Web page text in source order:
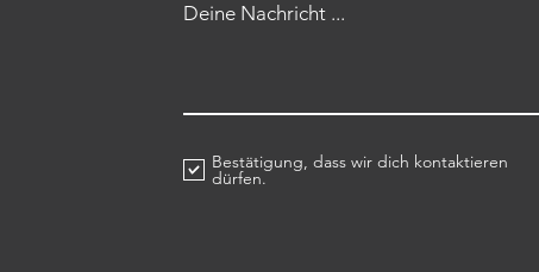
Deine Nachricht ...
Bestätigung, dass wir dich kontaktieren
dürfen.